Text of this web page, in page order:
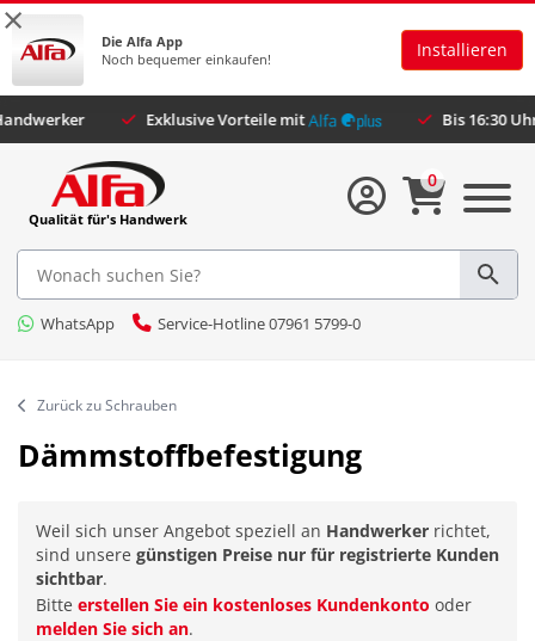
×
Die Alfa App
Noch bequemer einkaufen!
Installieren
Handwerker Exklusive Vorteile mit Bis
Qualität für's Handwerk
WhatsApp Service-Hotline 07961 5799-0
0
Zurück zu Schrauben
Dämmstoffbefestigung
Weil sich unser Angebot speziell an Handwerker richtet,
sind unsere günstigen Preise nur für registrierte Kunden
sichtbar.
Bitte erstellen Sie ein kostenloses Kundenkonto oder
melden Sie sich an.